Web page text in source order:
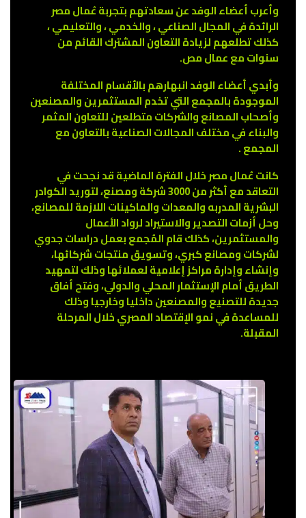
وأعرب أعضاء الوفد عن سعادتهم بتجربة عُمال مصر
الرائدة في المجال الصناعي ، والخدمي ، والتعليمي ،
كذلك تطلعهم لزيادة التعاون المشترك القائم من
سنوات مع عمال مص.
وأبدي أعضاء الوفد انبهارهم بالأقسام المختلفة
الموجودة بالمجمع التي تخدم المستثمرين والمصنعين
وأصحاب المصانع والشركات متطلعين للتعاون المثمر
والبناء في مختلف المجالات الصناعية بالتعاون مع
المجمع .
كانت عُمال مصر خلال الفترة الماضية قد نجحت في
التعاقد مع أكثر من 3000 شركة ومصنع، لتوريد الكوادر
البشرية المدربه والمعدات والماكينات اللازمة للمصانع،
وحل أزمات التصدير والاستيراد لرواد الأعمال
والمستثمرين، كذلك قام المُجمع بعمل دراسات جدوي
لشركات ومصانع كبري، وتسويق منتجات شركائها،
وإنشاء وإدارة مراكز إعلامية لعملائها وذلك لتمهيد
الطريق أمام الإستثمار المحلي والدولي، وفتح أفاق
جديدة للتصنيع والمصنعين داخليا وخارجيا وذلك
للمساعدة في نمو الإقتصاد المصري خلال المرحلة
المقبلة.